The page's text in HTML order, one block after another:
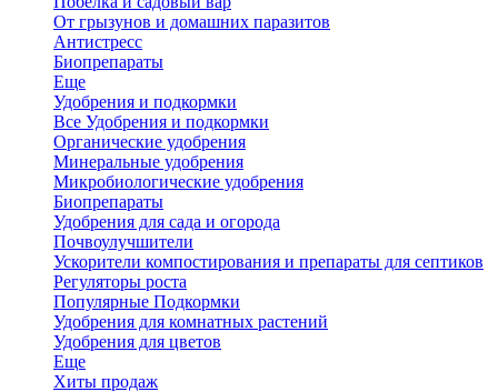
От грызунов и домашних паразитов
Антистресс
Биопрепараты
Еще
Удобрения и подкормки
Все Удобрения и подкормки
Органические удобрения
Минеральные удобрения
Микробиологические удобрения
Биопрепараты
Удобрения для сада и огорода
Почвоулучшители
Ускорители компостирования и препараты для септиков
Регуляторы роста
Популярные Подкормки
Удобрения для комнатных растений
Удобрения для цветов
Еще
Хиты продаж